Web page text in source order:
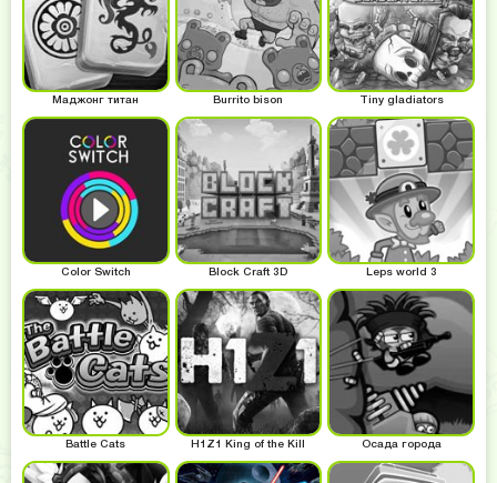
Маджонг титан Burrito bison Tiny gladiators
Color Switch Block Craft 3D Leps world 3
Battle Cats H1Z1 King of the Kill Осада города